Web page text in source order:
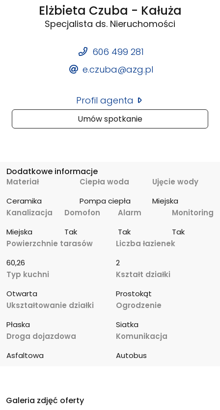
Elżbieta Czuba - Kałuża
Specjalista ds. Nieruchomości
606 499 281
e.czuba@azg.pl
Profil agenta
Umów spotkanie
Dodatkowe informacje
Materiał
Ceramika
Ciepła woda
Pompa ciepła
Ujęcie wody
Miejska
Kanalizacja
Miejska
Domofon
Tak
Alarm
Tak
Monitoring
Tak
Powierzchnie tarasów
60,26
Liczba łazienek
2
Typ kuchni
Otwarta
Kształt działki
Prostokąt
Ukształtowanie działki
Płaska
Ogrodzenie
Siatka
Droga dojazdowa
Asfaltowa
Komunikacja
Autobus
Galeria zdjęć oferty